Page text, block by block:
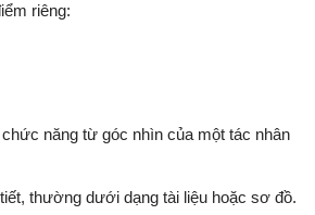
riêng:
năng từ góc nhìn của một tác nhân
thường dưới dạng tài liệu hoặc sơ đồ.